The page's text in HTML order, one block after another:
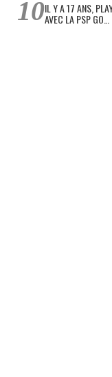
IL Y A 17 ANS,
AVEC LA PSP GO…